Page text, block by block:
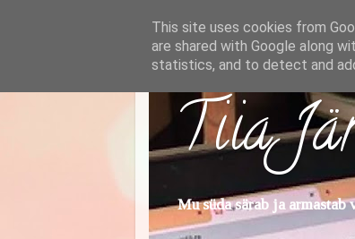
Tiia
Mu süda särab ja
This site uses cookies from
are shared with Google along
statistics, and to detect and